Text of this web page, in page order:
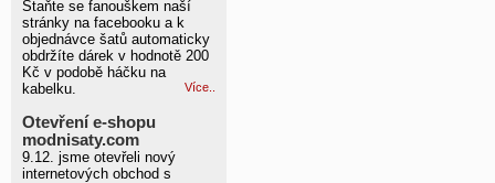
Staňte se fanouškem naší
stránky na facebooku a k
objednávce šatů automaticky
obdržíte dárek v hodnotě 200
Kč v podobě háčku na
kabelku.
Více..
Otevření e-shopu
modnisaty.com
9.12. jsme otevřeli nový
internetových obchod s